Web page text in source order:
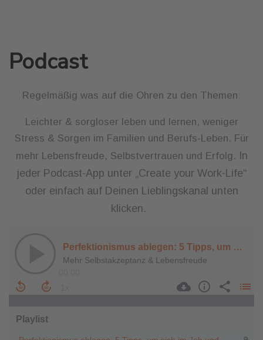
Podcast
Regelmäßig was auf die Ohren zu den Themen:
Leichter & sorgloser leben und lernen, weniger
Stress & Sorgen im Familien und Berufs-Leben. Für
mehr Lebensfreude, Selbstvertrauen und Erfolg. In
jeder Podcast-App unter „Create your Work-Life“
oder einfach auf Deinen Lieblingskanal unten
klicken.